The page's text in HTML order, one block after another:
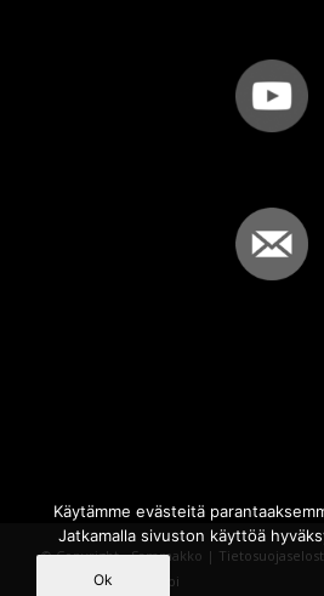
© Copyright - Sammakko |
Powered by
iQWebbi
Käytämme evästeitä
Jatkamalla sivuston käyttöä
Ok